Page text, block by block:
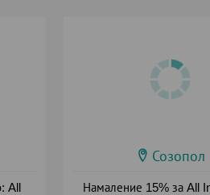
All
Созопол
Намаление 15% за All